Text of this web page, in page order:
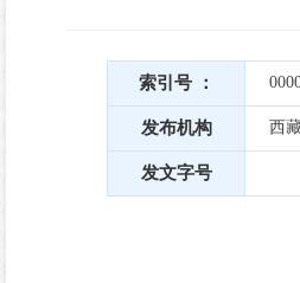
索引号 ：
发布机构 西
发文字号